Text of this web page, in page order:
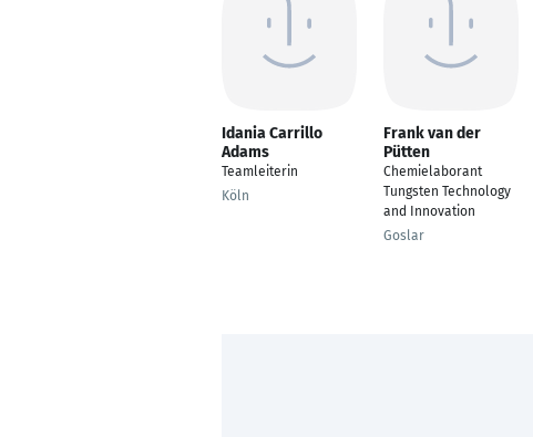
Idania Carrillo
Adams
Teamleiterin
Köln
Frank van der
Pütten
Chemielaborant
Tungsten Technology
and Innovation
Goslar